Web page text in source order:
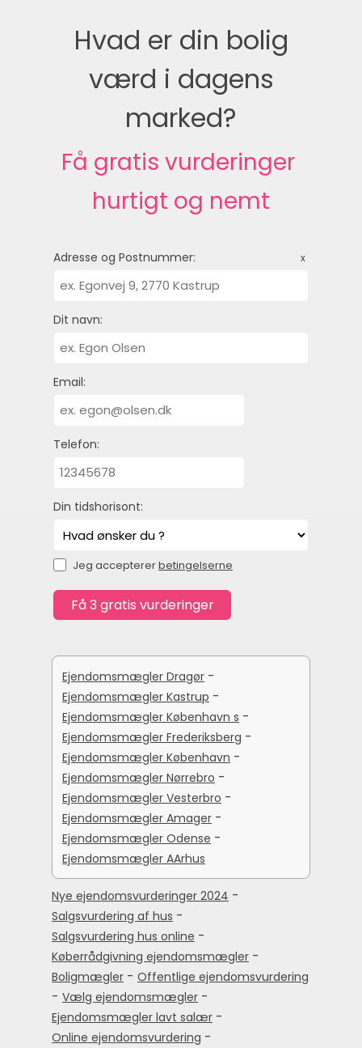
Hvad er din bolig
værd i dagens
marked?
Få gratis vurderinger 
hurtigt og nemt
Adresse og Postnummer: x
Dit navn:
Email:
Telefon:
Din tidshorisont:
Jeg acceptererbetingelserne
Ejendomsmægler Dragør -
Ejendomsmægler Kastrup -
Ejendomsmægler København s -
Ejendomsmægler Frederiksberg -
Ejendomsmægler København -
Ejendomsmægler Nørrebro -
Ejendomsmægler Vesterbro -
Ejendomsmægler Amager -
Ejendomsmægler Odense -
Ejendomsmægler AArhus
Nye ejendomsvurderinger 2024 -
Salgsvurdering af hus -
Salgsvurdering hus online -
Køberrådgivning ejendomsmægler -
Boligmægler - Offentlige ejendomsvurdering
- Vælg ejendomsmægler -
Ejendomsmægler lavt salær -
Online ejendomsvurdering -